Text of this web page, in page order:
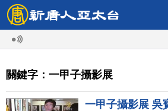
關鍵字：一甲子攝影展
一甲子攝影展 吳